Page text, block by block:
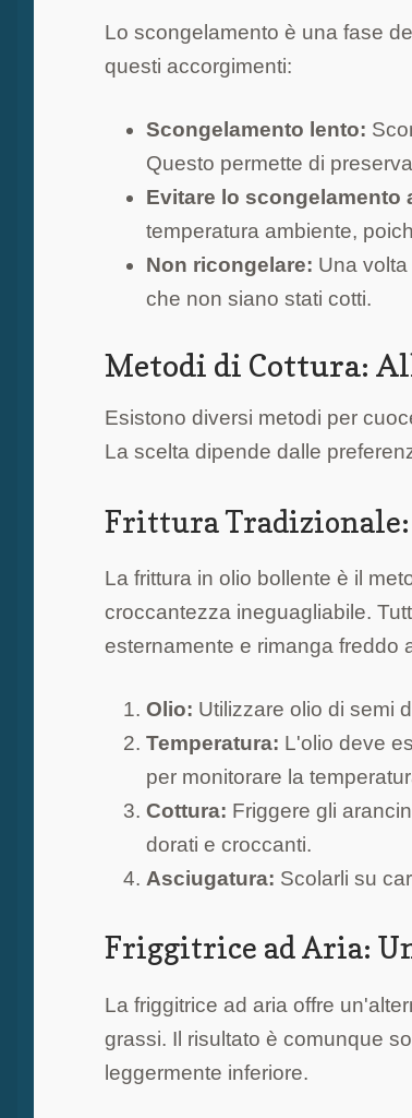
Lo scongelamento è una fase
questi accorgimenti:
Scongelamento lento:
Questo permette di
Evitare lo scongelamento
temperatura ambiente,
Non ricongelare: Una
che non siano stati cotti.
Metodi di Cottura:
Esistono diversi metodi per
La scelta dipende dalle
Frittura Tradizionale:
La frittura in olio bollente è il
croccantezza ineguagliabile.
esternamente e rimanga freddo
Olio: Utilizzare olio di semi
Temperatura: L'olio deve
per monitorare la
Cottura: Friggere gli
dorati e croccanti.
Asciugatura: Scolarli su
Friggitrice ad Aria:
La friggitrice ad aria offre
grassi. Il risultato è comunque
leggermente inferiore.